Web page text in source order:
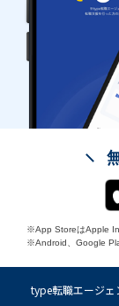
※App StoreはApple
※Android、Google
type転職エージェ